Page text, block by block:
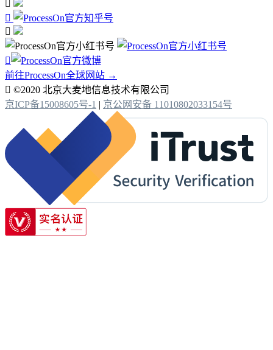




前往ProcessOn全球网站 →
 ©2020 北京大麦地信息技术有限公司
京ICP备15008605号-1 | 京公网安备 11010802033154号